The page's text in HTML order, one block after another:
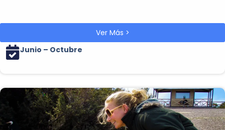
Ver Más >
Junio – Octubre